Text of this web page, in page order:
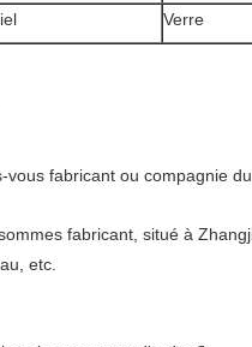
Verre
vous fabricant ou compagnie
fabricant, situé à
etc.